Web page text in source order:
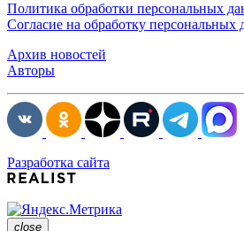
Политика обработки персональных
Согласие на обработку персональных
Архив новостей
Авторы
Разработка сайта
close